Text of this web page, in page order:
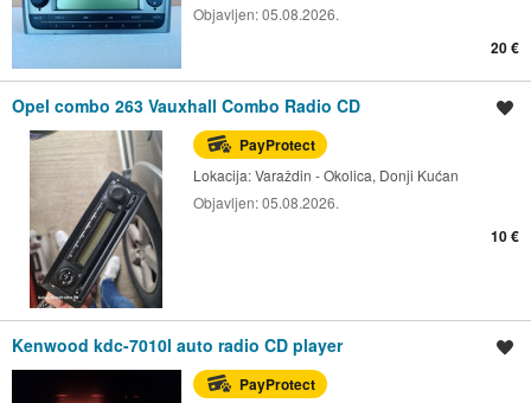
Objavljen:05.08.2026.
20 €
Opel combo 263 Vauxhall Combo Radio CD
PayProtect
Lokacija:Varaždin - Okolica, Donji Kućan
Objavljen:05.08.2026.
10 €
Kenwood kdc-7010l auto radio CD player
PayProtect